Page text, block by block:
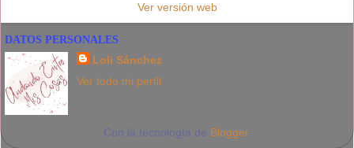
Ver versión web
DATOS PERSONALES
Loli Sánchez
Ver todo mi perfil
Con la tecnología de Blogger.